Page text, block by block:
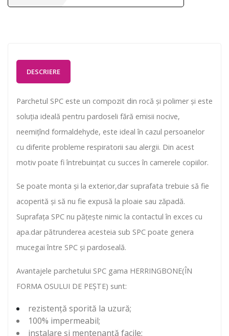
DESCRIERE
Parchetul SPC este un compozit din rocă și polimer și este
soluția ideală pentru pardoseli fără emisii nocive,
neemițînd formaldehyde, este ideal în cazul persoanelor
cu diferite probleme respiratorii sau alergii. Din acest
motiv poate fi întrebuințat cu succes în camerele copiilor.
Se poate monta și la exterior,dar suprafata trebuie să fie
acoperită și să nu fie expusă la ploaie sau zăpadă.
Suprafața SPC nu pățește nimic la contactul în exces cu
apa.dar pătrunderea acesteia sub SPC poate genera
mucegai între SPC și pardoseală.
Avantajele parchetului SPC gama HERRINGBONE(ÎN
FORMA OSULUI DE PEȘTE) sunt:
rezistență sporită la uzură;
100% impermeabil;
instalare și mentenanță facile;